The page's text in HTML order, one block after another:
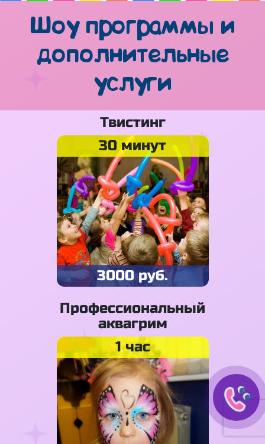
Шоу программы и
дополнительные
услуги
Твистинг
30 минут
3000 руб.
Профессиональный
аквагрим
1 час